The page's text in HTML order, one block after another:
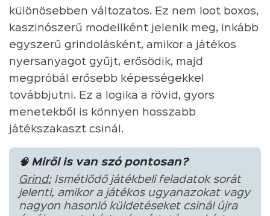
különösebben változatos. Ez nem loot boxos,
kaszinószerű modellként jelenik meg, inkább
egyszerű grindolásként, amikor a játékos
nyersanyagot gyűjt, erősödik, majd
megpróbál erősebb képességekkel
továbbjutni. Ez a logika a rövid, gyors
menetekből is könnyen hosszabb
játékszakaszt csinál.
🧠 Miről is van szó pontosan?
Grind:Ismétlődő játékbeli feladatok sorát
jelenti, amikor a játékos ugyanazokat vagy
nagyon hasonló küldetéseket csinál újra